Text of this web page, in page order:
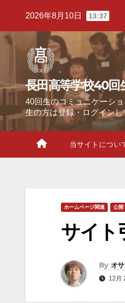
content
2026年8月10日 13:37
長田高等学校40回
40回生のコミュニケーシ
生の方は登録・ログイン
当サイトについ
ホームページ関連 公開
サイト
By オ
12月